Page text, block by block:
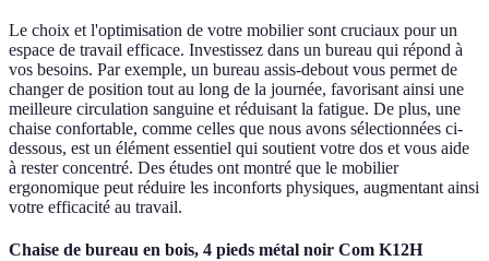
Le choix et l'optimisation de votre mobilier sont cruciaux pour un
espace de travail efficace. Investissez dans un bureau qui répond à
vos besoins. Par exemple, un bureau assis-debout vous permet de
changer de position tout au long de la journée, favorisant ainsi une
meilleure circulation sanguine et réduisant la fatigue. De plus, une
chaise confortable, comme celles que nous avons sélectionnées ci-
dessous, est un élément essentiel qui soutient votre dos et vous aide
à rester concentré. Des études ont montré que le mobilier
ergonomique peut réduire les inconforts physiques, augmentant ainsi
votre efficacité au travail.
Chaise de bureau en bois, 4 pieds métal noir Com K12H